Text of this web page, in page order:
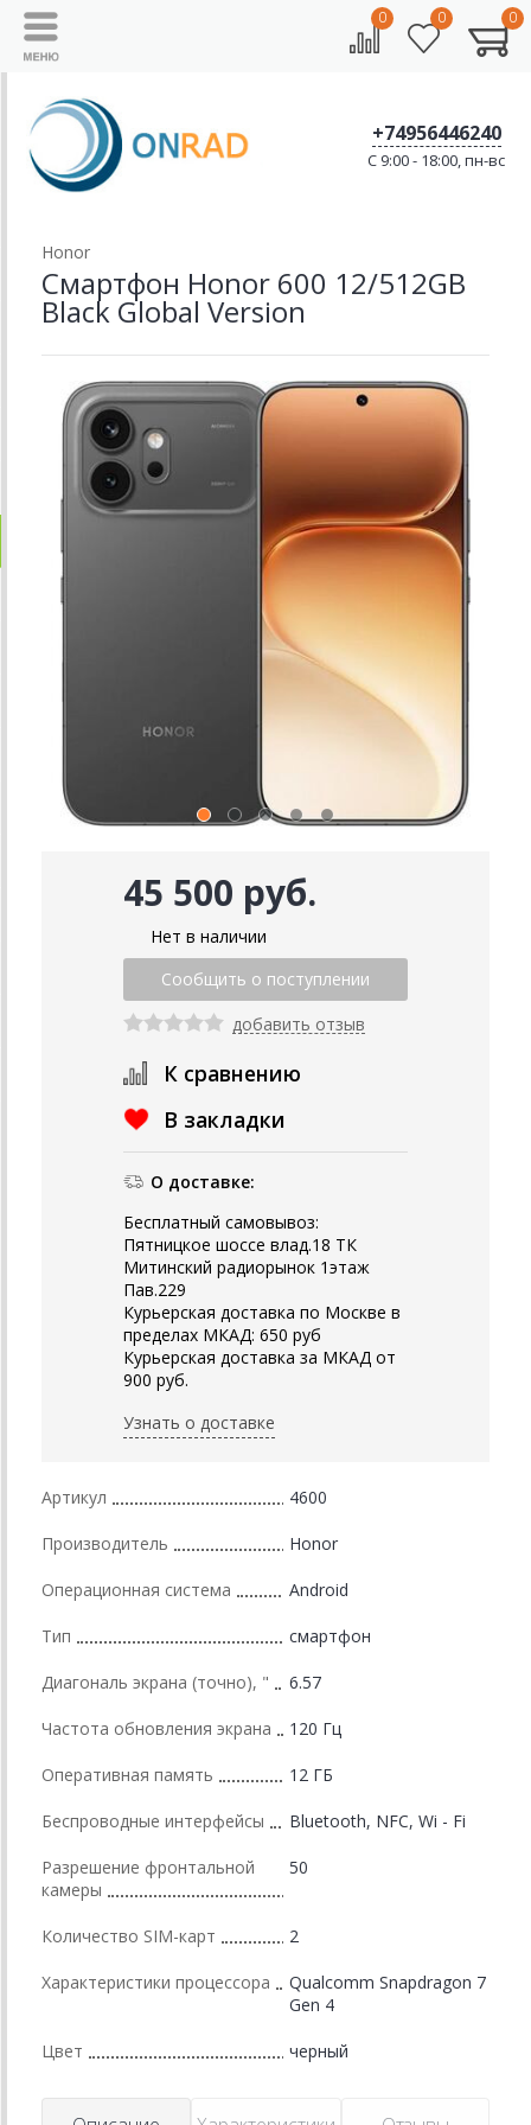
0 0 0
+74956446240
C 9:00 - 18:00, пн-вс
Honor
Смартфон Honor 600 12/512GB
Black Global Version
45 500 руб.
Нет в наличии
добавить отзыв
К сравнению
В закладки
О доставке:
Бесплатный самовывоз:
Пятницкое шоссе влад.18 ТК
Митинский радиорынок 1этаж
Пав.229
Курьерская доставка по Москве в
пределах МКАД: 650 руб
Курьерская доставка за МКАД от
900 руб.
Узнать о доставке
Артикул 4600
Производитель Honor
Операционная система Android
Тип смартфон
Диагональ экрана (точно), " 6.57
Частота обновления экрана 120 Гц
Оперативная память 12 ГБ
Беспроводные интерфейсы Bluetooth, NFC, Wi - Fi
Разрешение фронтальной
камеры
50
Количество SIM-карт 2
Характеристики процессора
Qualcomm Snapdragon 7
Gen 4
Цвет черный